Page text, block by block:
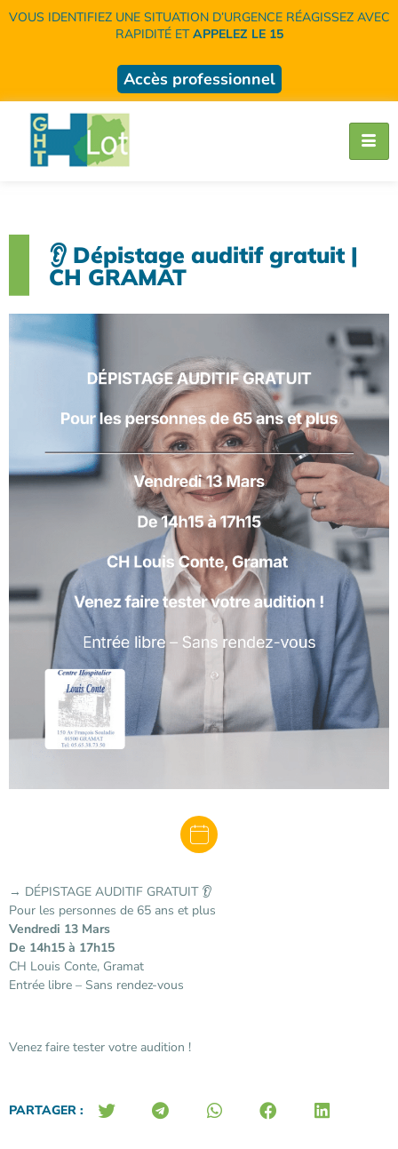
VOUS IDENTIFIEZ UNE SITUATION D’URGENCE RÉAGISSEZ AVEC
RAPIDITÉ ETAPPELEZ LE 15
Accès professionnel
👂 Dépistage auditif gratuit |
CH GRAMAT
→ DÉPISTAGE AUDITIF GRATUIT 👂
Pour les personnes de 65 ans et plus
Vendredi 13 Mars
De 14h15 à 17h15
CH Louis Conte, Gramat
Entrée libre – Sans rendez-vous
Venez faire tester votre audition !
PARTAGER :